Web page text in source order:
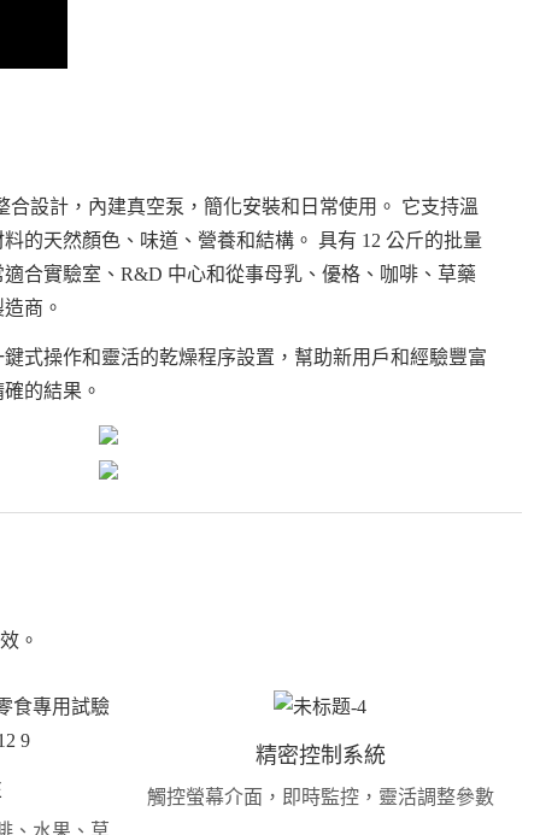
合設計，內建真空泵，簡化安裝和日常使用。 它支持溫
的天然顏色、味道、營養和結構。 具有 12 公斤的批量
合實驗室、R&D 中心和從事母乳、優格、咖啡、草藥
商。
式操作和靈活的乾燥程序設置，幫助新用戶和經驗豐富
的結果。
。
精密控制系統
觸控螢幕介面，即時監控，靈活調整參數